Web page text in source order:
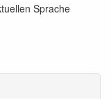
Sprache